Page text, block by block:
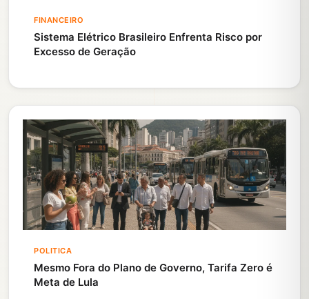
FINANCEIRO
Sistema Elétrico Brasileiro Enfrenta Risco por
Excesso de Geração
POLITICA
Mesmo Fora do Plano de Governo, Tarifa Zero é
Meta de Lula